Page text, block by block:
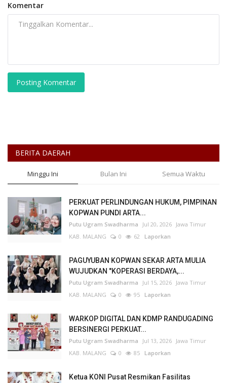
Komentar
Posting Komentar
BERITA DAERAH
Minggu Ini Bulan Ini Semua Waktu
PERKUAT PERLINDUNGAN HUKUM, PIMPINAN
KOPWAN PUNDI ARTA...
Putu Ugram Swadharma Jul 20, 2026 Jawa Timur
KAB. MALANG
0 62 Laporkan
PAGUYUBAN KOPWAN SEKAR ARTA MULIA
WUJUDKAN "KOPERASI BERDAYA,...
Putu Ugram Swadharma Jul 15, 2026 Jawa Timur
KAB. MALANG
0 95 Laporkan
WARKOP DIGITAL DAN KDMP RANDUGADING
BERSINERGI PERKUAT...
Putu Ugram Swadharma Jul 13, 2026 Jawa Timur
KAB. MALANG
0 85 Laporkan
Ketua KONI Pusat Resmikan Fasilitas